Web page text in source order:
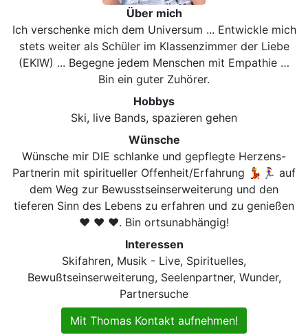
Über mich
Ich verschenke mich dem Universum ... Entwickle mich
stets weiter als Schüler im Klassenzimmer der Liebe
(EKIW) ... Begegne jedem Menschen mit Empathie …
Bin ein guter Zuhörer.
Hobbys
Ski, live Bands, spazieren gehen
Wünsche
Wünsche mir DIE schlanke und gepflegte Herzens-
Partnerin mit spiritueller Offenheit/Erfahrung 💃🏃‍♀️ auf
dem Weg zur Bewusstseinserweiterung und den
tieferen Sinn des Lebens zu erfahren und zu genießen
❤️ ❤️ ❤️. Bin ortsunabhängig!
Interessen
Skifahren, Musik - Live, Spirituelles,
Bewußtseinserweiterung, Seelenpartner, Wunder,
Partnersuche
Mit Thomas Kontakt aufnehmen!